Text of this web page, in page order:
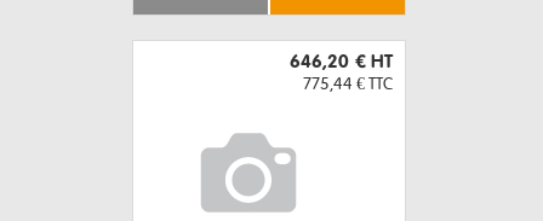
646,20 € HT
775,44 € TTC